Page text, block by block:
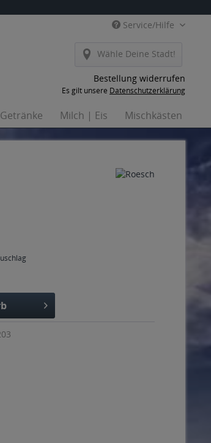
Service/Hilfe
Wähle Deine Stadt!
Bestellung widerrufen
Es gilt unsere Datenschutzerklärung
Milch | Eis Mischkästen